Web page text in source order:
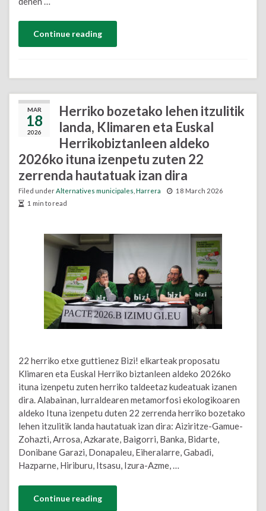
Continue reading
MAR
18
2026
Herriko bozetako lehen itzulitik
landa, Klimaren eta Euskal
Herrikobiztanleen aldeko
2026ko ituna izenpetu zuten 22
zerrenda hautatuak izan dira
Filed underAlternatives municipales Harrera
18 March 2026
1 min to read
22 herriko etxe guttienez Bizi! elkarteak proposatu
Klimaren eta Euskal Herriko biztanleen aldeko 2026ko
ituna izenpetu zuten herriko taldeetaz kudeatuak izanen
dira. Alabainan, lurraldearen metamorfosi ekologikoaren
aldeko Ituna izenpetu duten 22 zerrenda herriko bozetako
lehen itzulitik landa hautatuak izan dira: Aiziritze-Gamue-
Zohazti, Arrosa, Azkarate, Baigorri, Banka, Bidarte,
Donibane Garazi, Donapaleu, Eiheralarre, Gabadi,
Hazparne, Hiriburu, Itsasu, Izura-Azme, …
Continue reading